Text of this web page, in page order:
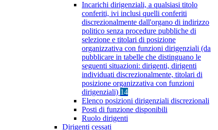
Incarichi dirigenziali, a qualsiasi titolo
conferiti, ivi inclusi quelli conferiti
discrezionalmente dall'organo di indirizzo
politico senza procedure pubbliche di
selezione e titolari di posizione
organizzativa con funzioni dirigenziali (da
pubblicare in tabelle che distinguano le
seguenti situazioni: dirigenti, dirigenti
individuati discrezionalmente, titolari di
posizione organizzativa con funzioni
dirigenziali) 14
Elenco posizioni dirigenziali discrezionali
Posti di funzione disponibili
Ruolo dirigenti
Dirigenti cessati